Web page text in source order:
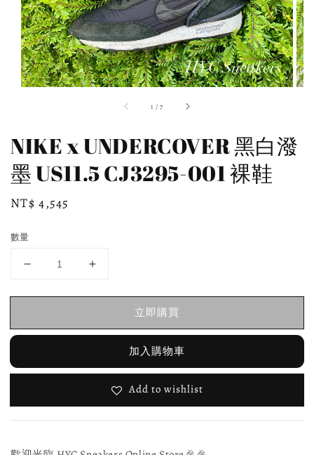
1 /7
NIKE x UNDERCOVER 黑白潑
墨 US11.5 CJ3295-001 裸鞋
Regular
NT$ 4,545
數量
立即購買
加入購物車
Add to wishlist